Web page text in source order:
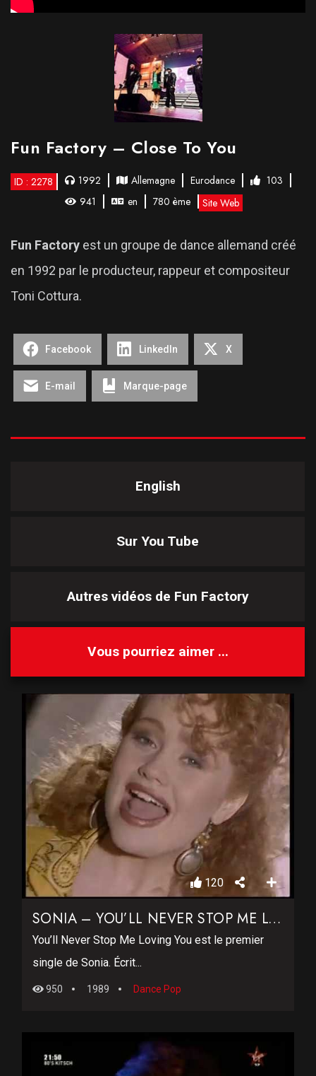
Fun Factory – Close To You
ID : 2278 1992 Allemagne Eurodance
103
941
en 780 ème Site Web
Fun Factory est un groupe de dance allemand créé
en 1992 par le producteur, rappeur et compositeur
Toni Cottura.
Facebook LinkedIn X
E-mail Marque-page
English
Sur You Tube
Autres vidéos de Fun Factory
Vous pourriez aimer ...
120
SONIA – YOU’LL NEVER STOP ME LOVING YOU
You’ll Never Stop Me Loving You est le premier
single de Sonia. Écrit...
950 1989 Dance Pop